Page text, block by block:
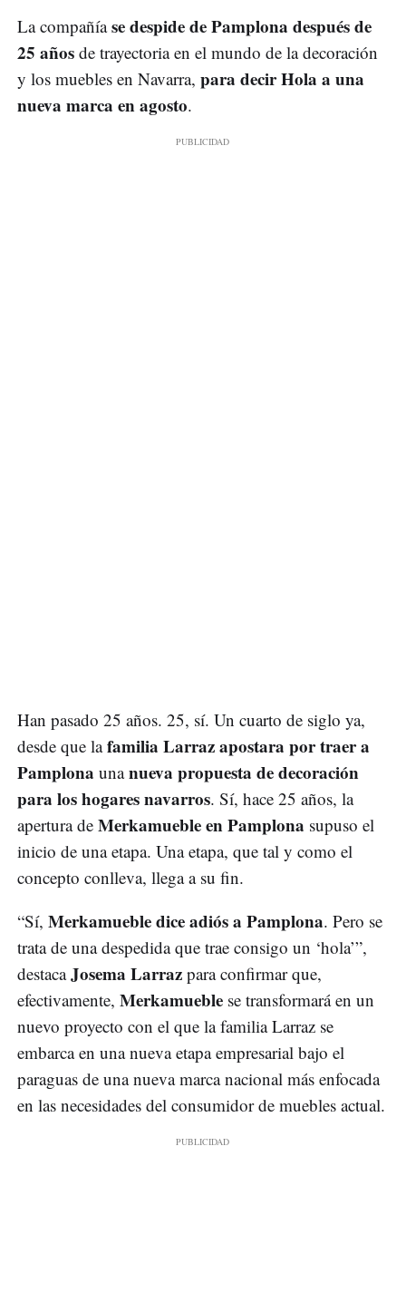
La compañíase despide de Pamplona después de
25 años de trayectoria en el mundo de la decoración
y los muebles en Navarra, para decir Hola a una
nueva marca en agosto.
Han pasado 25 años. 25, sí. Un cuarto de siglo ya,
desde que lafamilia Larraz apostara por traer a
Pamplona unanueva propuesta de decoración
para los hogares navarros. Sí, hace 25 años, la
apertura de Merkamueble en Pamplona supuso el
inicio de una etapa. Una etapa, que tal y como el
concepto conlleva, llega a su fin.
“Sí, Merkamueble dice adiós a Pamplona. Pero se
trata de una despedida que trae consigo un ‘hola’”,
destacaJosema Larraz para confirmar que,
efectivamente, Merkamueble se transformará en un
nuevo proyecto con el que la familia Larraz se
embarca en una nueva etapa empresarial bajo el
paraguas de una nueva marca nacional más enfocada
en las necesidades del consumidor de muebles actual.